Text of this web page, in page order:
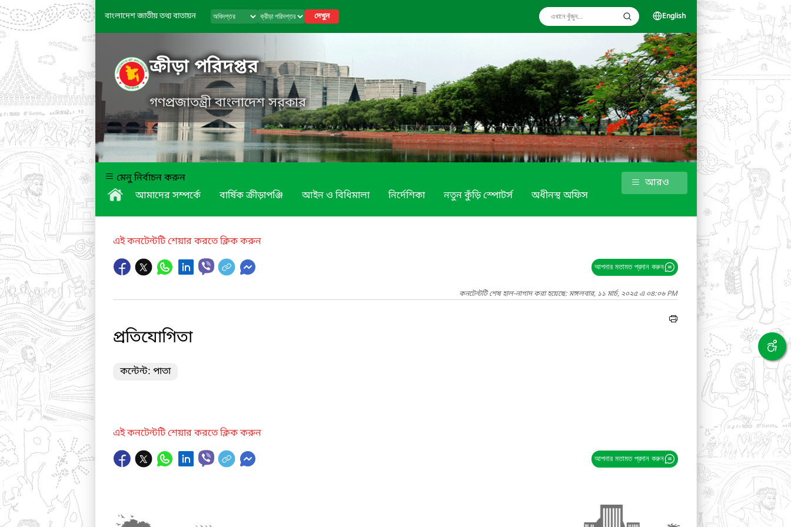
বাংলাদেশ জাতীয় তথ্য বাতায়ন দেখুন English
ক্রীড়া পরিদপ্তর
গণপ্রজাতন্ত্রী বাংলাদেশ সরকার
মেনু নির্বাচন করুন
আমাদের সম্পর্কে
বার্ষিক ক্রীড়াপঞ্জি আইন ও বিধিমালা নির্দেশিকা নতুন কুঁড়ি স্পোটর্স অধীনস্থ অফিস
আরও
এই কনটেন্টটি শেয়ার করতে ক্লিক করুন
আপনার মতামত প্রদান করুন
কনটেন্টটি শেষ হাল-নাগাদ করা হয়েছে: মঙ্গলবার, ১১ মার্চ, ২০২৫ এ ০৪:০৬ PM
প্রতিযোগিতা
কন্টেন্ট: পাতা
এই কনটেন্টটি শেয়ার করতে ক্লিক করুন
আপনার মতামত প্রদান করুন